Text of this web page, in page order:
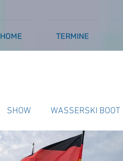
HOME TERMINE
SHOW WASSERSKI BOOT
WASSERSKI SEILBAHN